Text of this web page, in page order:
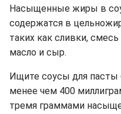
Насыщенные жиры в
содержатся в
таких как сливки,
масло и сыр.
Ищите соусы для пасты
менее чем 400
тремя граммами